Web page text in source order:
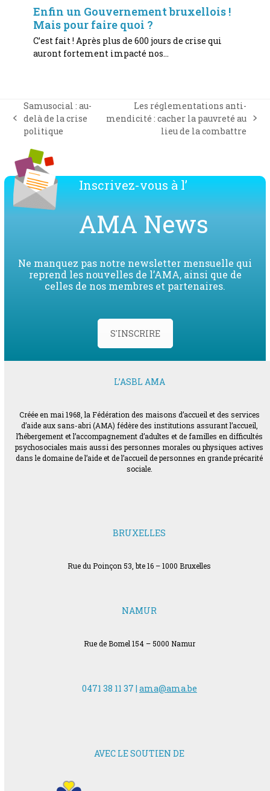
Enfin un Gouvernement bruxellois !
Mais pour faire quoi ?
C’est fait ! Après plus de 600 jours de crise qui
auront fortement impacté nos…
previous
post:
Samusocial : au-
delà de la crise
politique
next
Les réglementations anti-
mendicité : cacher la pauvreté au
lieu de la combattre
Inscrivez-vous à l’
AMA News
Ne manquez pas notre newsletter mensuelle qui
reprend les nouvelles de l’AMA, ainsi que de
celles de nos membres et partenaires.
S'INSCRIRE
L’ASBL AMA
Créée en mai 1968, la Fédération des maisons d’accueil et des services
d’aide aux sans-abri (AMA) fédère des institutions assurant l’accueil,
l’hébergement et l’accompagnement d’adultes et de familles en difficultés
psychosociales mais aussi des personnes morales ou physiques actives
dans le domaine de l’aide et de l’accueil de personnes en grande précarité
sociale.
BRUXELLES
Rue du Poinçon 53, bte 16 – 1000 Bruxelles
NAMUR
Rue de Bomel 154 – 5000 Namur
0471 38 11 37 | ama@ama.be
AVEC LE SOUTIEN DE